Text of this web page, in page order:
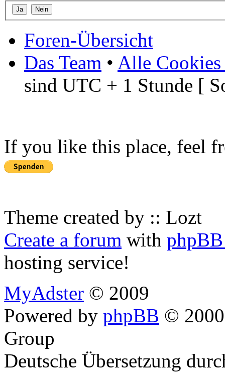
Foren-Übersicht
Das Team • Alle Cookies
sind UTC + 1 Stunde [
If you like this place, feel
Theme created by :: Lozt
Create a forum with
hosting service!
MyAdster © 2009
Powered by phpBB ©
Group
Deutsche Übersetzung